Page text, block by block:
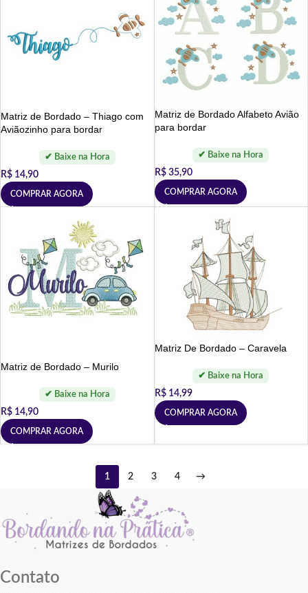
Matriz de Bordado – Thiago com
Aviãozinho para bordar
R$ 14,90
COMPRAR AGORA
Matriz de Bordado Alfabeto Avião
para bordar
R$35,90
COMPRAR AGORA
Matriz de Bordado – Murilo
R$ 14,90
COMPRAR AGORA
Matriz De Bordado – Caravela
R$14,99
COMPRAR AGORA
1 2 3 4 →
Contato